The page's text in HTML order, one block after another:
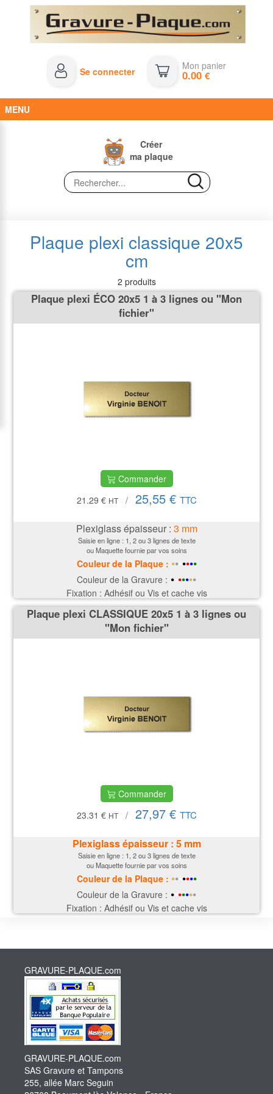
Se connecter Mon panier
0.00€
MENU
Créer
ma plaque
Plaque plexi classique 20x5
cm
2 produits
Plaque plexi ÉCO 20x5 1 à 3 lignes ou ''Mon
fichier''
Commander
21.29 € HT / 25,55 € TTC
Plexiglass épaisseur : 3 mm
Saisie en ligne : 1, 2 ou 3 lignes de texte
ou Maquette fournie par vos soins
Couleur de la Plaque : ••• ••••
Couleur de la Gravure : • •••••
Fixation : Adhésif ou Vis et cache vis
Plaque plexi CLASSIQUE 20x5 1 à 3 lignes ou
''Mon fichier''
Commander
23.31 € HT / 27,97 € TTC
Plexiglass épaisseur : 5 mm
Saisie en ligne : 1, 2 ou 3 lignes de texte
ou Maquette fournie par vos soins
Couleur de la Plaque : ••• ••••
Couleur de la Gravure : • •••••
Fixation : Adhésif ou Vis et cache vis
GRAVURE-PLAQUE.com
GRAVURE-PLAQUE.com
SAS Gravure et Tampons
255, allée Marc Seguin